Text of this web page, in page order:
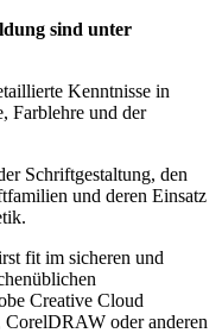
sind unter
Kenntnisse in
Farblehre und der
Schriftgestaltung, den
und deren Einsatz
fit im sicheren und
Creative Cloud
oder anderen